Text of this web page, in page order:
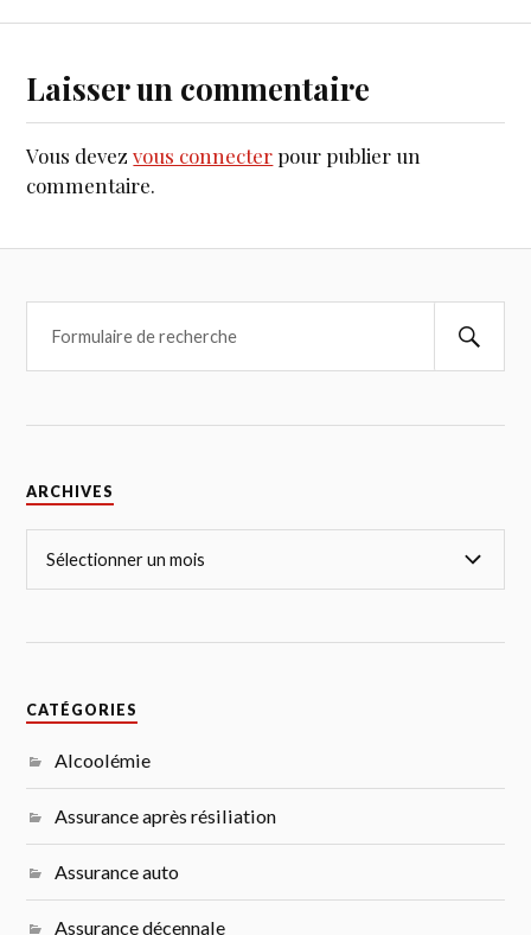
Laisser un commentaire
Vous devezvous connecterpour publier un
commentaire.
ARCHIVES
CATÉGORIES
Alcoolémie
Assurance après résiliation
Assurance auto
Assurance décennale